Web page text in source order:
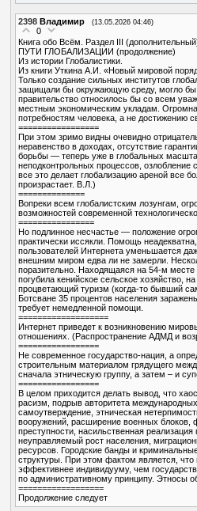
2398 Владимир (13.05.2026 04:46)
0
Книга обо Всём. Раздел III
ПУТИ ГЛОБАЛИЗАЦИИ (продолжение)
Из истории Глобалистики.
Из книги Уткина А.И. «Новый мировой
Только создание сильных институтов
защищали бы окружающую среду, могло бы
правительство относилось бы со всем
местным экономическим укладам.
потребностям человека, а не достижению
=================
При этом зримо видны очевидно
неравенство в доходах, отсутствие
борьбы — теперь уже в глобальных
неподконтрольных процессов,
все это делает глобализацию ареной все
произрастает. В.Л.)
==============
Вопреки всем глобалистским лозунгам,
возможностей современной
================
Но подлинное несчастье — положение
практически иссякли. Помощь
пользователей Интернета уменьшается
внешним миром едва ли не замерли.
поразительно. Находящаяся на 54-м
погубила кенийское сельское хозяйство,
процветающий туризм (когда-то бывший
Ботсване 35 процентов населения
требует немедленной помощи.
===================
Интернет приведет к возникновению
отношениях. (Распространение АДМД и
=================
Не современное государство-нация, а
строительным материалом грядущего
сначала этническую группу, а затем – и
=================
В целом приходится делать вывод, что
расизм, подрыв авторитета
самоутверждение, этническая
вооружений, расширение военных блоков,
преступности, насильственная
неуправляемый рост населения,
ресурсов. Городские банды и
структуры. При этом фактом является,
эффективнее индивидууму, чем
по административному принципу. Этносы
==================
Продолжение следует